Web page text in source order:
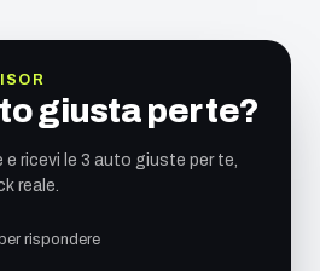
giusta per te?
ricevi le 3 auto giuste per te,
reale.
rispondere